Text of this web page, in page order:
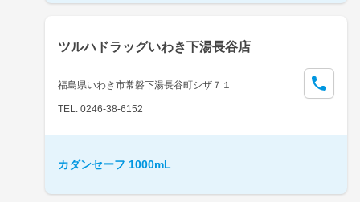
ツルハドラッグいわき下湯長谷店
福島県いわき市常磐下湯長谷町シザ７１
TEL: 0246-38-6152
カダンセーフ 1000mL